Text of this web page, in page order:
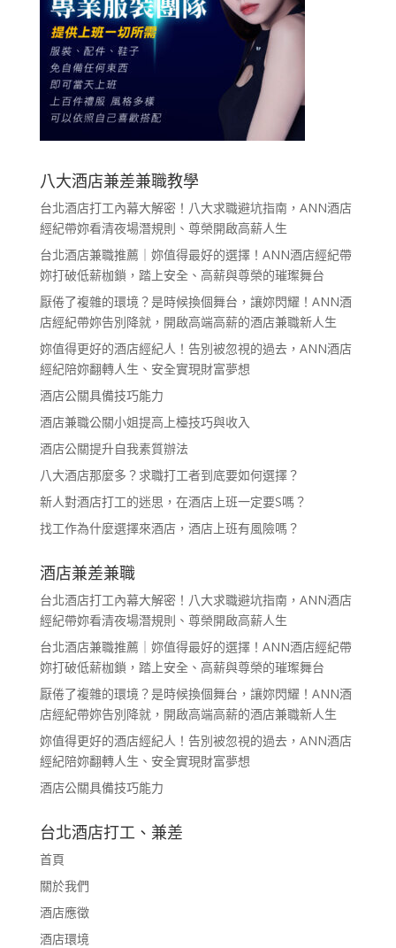
八大酒店兼差兼職教學
台北酒店打工內幕大解密！八大求職避坑指南，ANN酒店
經紀帶妳看清夜場潛規則、尊榮開啟高薪人生
台北酒店兼職推薦｜妳值得最好的選擇！ANN酒店經紀帶
妳打破低薪枷鎖，踏上安全、高薪與尊榮的璀璨舞台
厭倦了複雜的環境？是時候換個舞台，讓妳閃耀！ANN酒
店經紀帶妳告別降就，開啟高端高薪的酒店兼職新人生
妳值得更好的酒店經紀人！告別被忽視的過去，ANN酒店
經紀陪妳翻轉人生、安全實現財富夢想
酒店公關具備技巧能力
酒店兼職公關小姐提高上檯技巧與收入
酒店公關提升自我素質辦法
八大酒店那麼多？求職打工者到底要如何選擇？
新人對酒店打工的迷思，在酒店上班一定要S嗎？
找工作為什麼選擇來酒店，酒店上班有風險嗎？
酒店兼差兼職
台北酒店打工內幕大解密！八大求職避坑指南，ANN酒店
經紀帶妳看清夜場潛規則、尊榮開啟高薪人生
台北酒店兼職推薦｜妳值得最好的選擇！ANN酒店經紀帶
妳打破低薪枷鎖，踏上安全、高薪與尊榮的璀璨舞台
厭倦了複雜的環境？是時候換個舞台，讓妳閃耀！ANN酒
店經紀帶妳告別降就，開啟高端高薪的酒店兼職新人生
妳值得更好的酒店經紀人！告別被忽視的過去，ANN酒店
經紀陪妳翻轉人生、安全實現財富夢想
酒店公關具備技巧能力
台北酒店打工、兼差
首頁
關於我們
酒店應徵
酒店環境